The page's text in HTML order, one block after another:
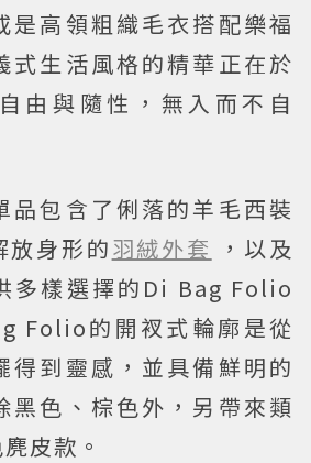
是高領粗織毛衣搭配樂福
式生活風格的精華正在於
由與隨性，無入而不自
品包含了俐落的羊毛西裝
放身形的羽絨外套
，以及
多樣選擇的Di Bag Folio
Folio的開衩式輪廓是從
得到靈感，並具備鮮明的
黑色、棕色外，另帶來類
皮款。